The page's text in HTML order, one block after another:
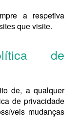
a respetiva
que visite.
de
de, a qualquer
de privacidade
mudanças